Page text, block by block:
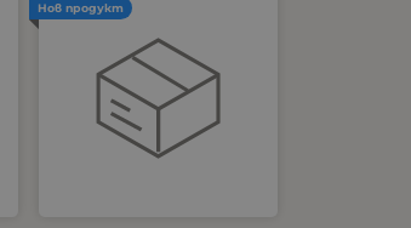
Нов продукт